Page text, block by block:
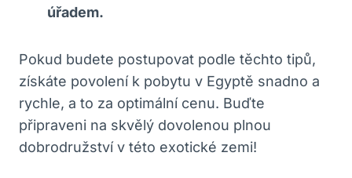
úřadem.
Pokud budete postupovat podle těchto tipů,
získáte povolení k pobytu v Egyptě snadno a
rychle, a to za optimální cenu. Buďte
připraveni na skvělý dovolenou plnou
dobrodružství v této exotické zemi!